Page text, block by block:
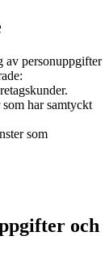
av personuppgifter
har samtyckt
som
och